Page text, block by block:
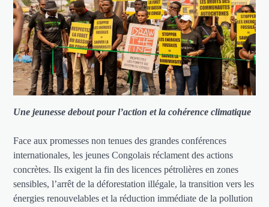
Une jeunesse debout pour l’action et la cohérence climatique
Face aux promesses non tenues des grandes conférences
internationales, les jeunes Congolais réclament des actions
concrètes. Ils exigent la fin des licences pétrolières en zones
sensibles, l’arrêt de la déforestation illégale, la transition vers les
énergies renouvelables et la réduction immédiate de la pollution